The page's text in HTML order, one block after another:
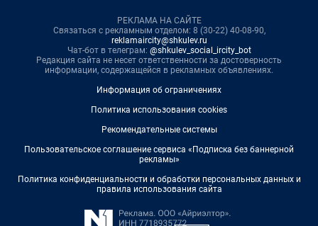
РЕКЛАМА НА САЙТЕ
Связаться с рекламным отделом: 8 (30-22) 40-08-90,
reklamaircity@shkulev.ru
Чат-бот в телеграм: @shkulev_social_ircity_bot
Редакция сайта не несет ответственности за достоверность
информации, содержащейся в рекламных объявлениях.
Информация об ограничениях
Политика использования cookies
Рекомендательные системы
Пользовательское соглашение сервиса «Подписка без баннерной
рекламы»
Политика конфиденциальности и обработки персональных данных и
правила использования сайта